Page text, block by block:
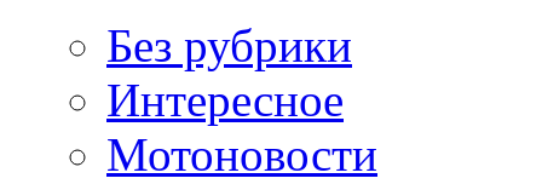
Без рубрики
Интересное
Мотоновости